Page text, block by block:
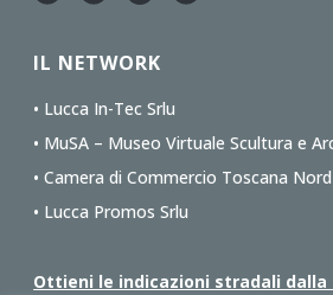
IL NETWORK
• Lucca In-Tec Srlu
• MuSA – Museo Virtuale Scultura e
• Camera di Commercio Toscana
• Lucca Promos Srlu
Ottieni le indicazioni stradali dalla